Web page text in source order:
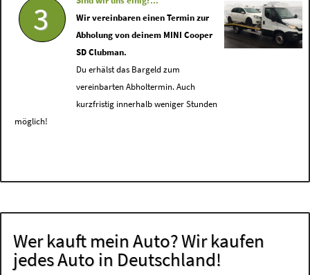
3
Wir vereinbaren einen Termin zur
Abholung von deinem MINI Cooper
SD Clubman.
Du erhälst das Bargeld zum
vereinbarten Abholtermin. Auch
kurzfristig innerhalb weniger Stunden
möglich!
Wer kauft mein Auto? Wir kaufen
jedes Auto in Deutschland!